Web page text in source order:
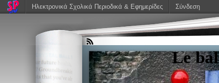
Le
Ηλεκτρονικά Σχολικά Περιοδικά & Εφημερίδες Σύνδεση